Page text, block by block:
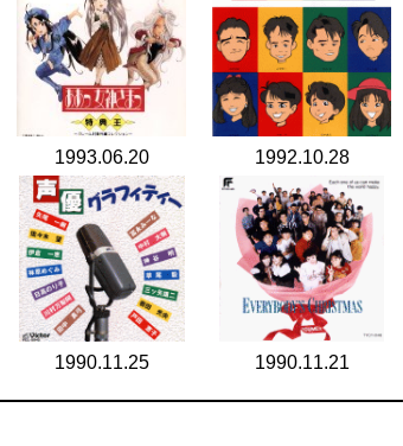
1993.06.20 1992.10.28
1990.11.25 1990.11.21